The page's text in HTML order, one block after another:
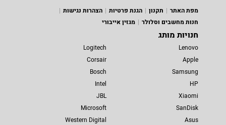
מפת האתר
תקנון הגנת פרטיות
הצהרות נגישות
חנות מחשבים וסלולר
מגזין אייבורי
חנויות מותג
Lenovo
Apple
Samsung
HP
Xiaomi
SanDisk
Asus
Logitech
Corsair
Bosch
Intel
JBL
Microsoft
Western Digital